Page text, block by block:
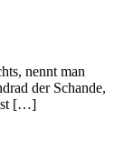
nennt man
der Schande,
ist […]